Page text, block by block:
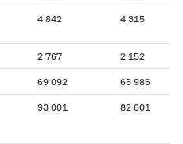
4 842 4 315
2 767 2 152
69 092 65 986
93 001 82 601